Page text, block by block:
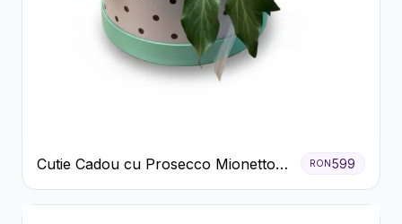
Cutie Cadou cu Prosecco Mionetto
Ferrero Rocher și Flori Pastelate
RON 599